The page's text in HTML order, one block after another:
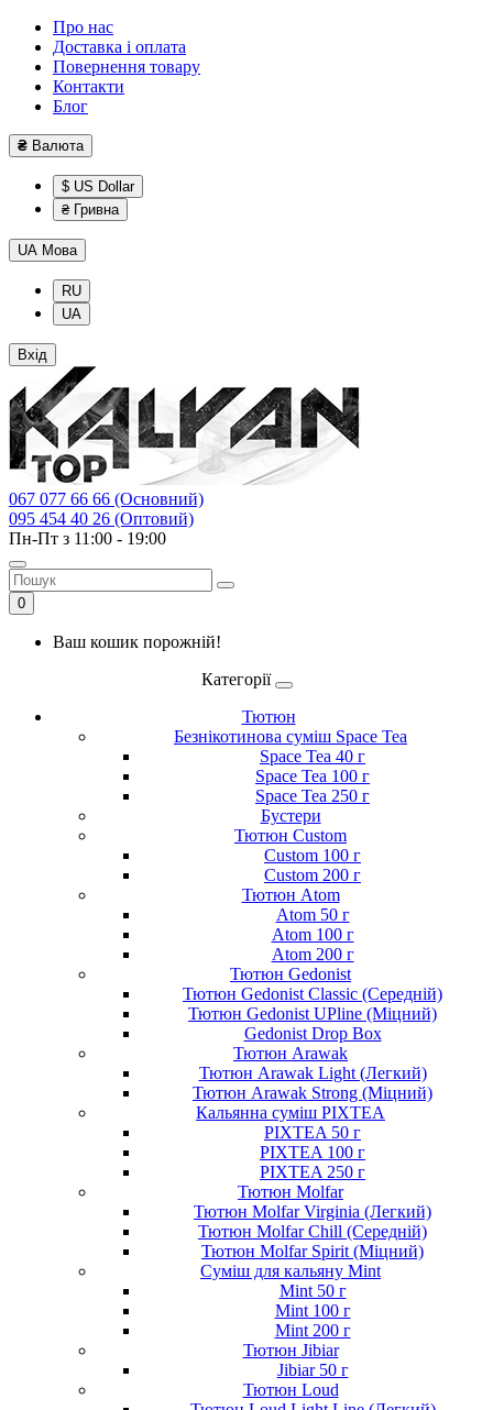
Про нас
Доставка і оплата
Повернення товару
Контакти
Блог
₴ Валюта
$ US Dollar
₴ Гривна
UA Мова
RU
UA
Вхід
067 077 66 66 (Основний)
095 454 40 26 (Оптовий)
Пн-Пт з 11:00 - 19:00
0
Ваш кошик порожній!
Категорії
Тютюн
Безнікотинова суміш Space Tea
Space Tea 40 г
Space Tea 100 г
Space Tea 250 г
Бустери
Тютюн Custom
Custom 100 г
Custom 200 г
Тютюн Atom
Atom 50 г
Atom 100 г
Atom 200 г
Тютюн Gedonist
Тютюн Gedonist Classic (Середній)
Тютюн Gedonist UPline (Міцний)
Gedonist Drop Box
Тютюн Arawak
Тютюн Arawak Light (Легкий)
Тютюн Arawak Strong (Міцний)
Кальянна суміш PIXTEA
PIXTEA 50 г
PIXTEA 100 г
PIXTEA 250 г
Тютюн Molfar
Тютюн Molfar Virginia (Легкий)
Тютюн Molfar Chill (Середній)
Тютюн Molfar Spirit (Міцний)
Суміш для кальяну Mint
Mint 50 г
Mint 100 г
Mint 200 г
Тютюн Jibiar
Jibiar 50 г
Тютюн Loud